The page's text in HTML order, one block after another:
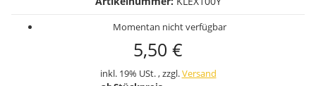
Momentan nicht verfügbar
5,50 €
inkl. 19% USt. , zzgl.Versand